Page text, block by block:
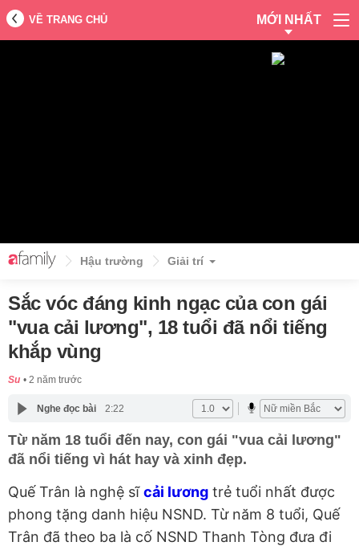
VỀ TRANG CHỦ MỚI NHẤT
Hậu trường Giải trí
Sắc vóc đáng kinh ngạc của con gái
"vua cải lương", 18 tuổi đã nổi tiếng
khắp vùng
Su 2 năm trước
Nghe đọc bài 2:22
Từ năm 18 tuổi đến nay, con gái "vua cải lương"
đã nổi tiếng vì hát hay và xinh đẹp.
Quế Trân là nghệ sĩcải lương trẻ tuổi nhất được
phong tặng danh hiệu NSND. Từ năm 8 tuổi, Quế
Trân đã theo ba là cố NSND Thanh Tòng đưa đi